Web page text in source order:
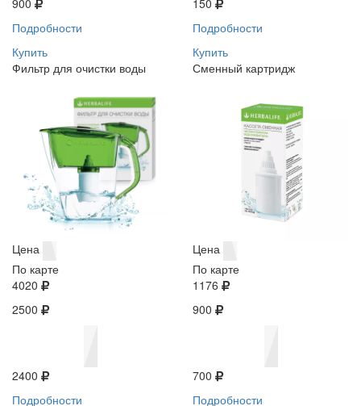
900
Подробности
Купить
150
Подробности
Купить
Фильтр для очистки воды
Цена
По карте
4020
2500
2400
Подробности
Сменный картридж
Цена
По карте
1176
900
700
Подробности